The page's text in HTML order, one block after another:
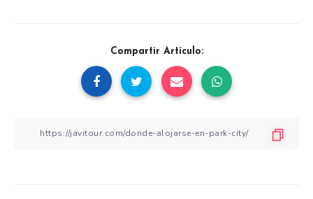
Compartir Artículo: